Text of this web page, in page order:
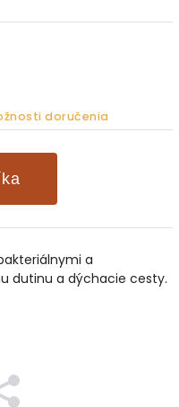
doručenia
a
dutinu a dýchacie cesty.